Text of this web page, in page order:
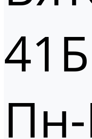
41Б